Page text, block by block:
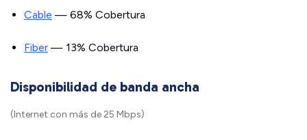
Cable — 68% Cobertura
Fiber — 13% Cobertura
Disponibilidad de banda ancha
(Internet con más de 25 Mbps)